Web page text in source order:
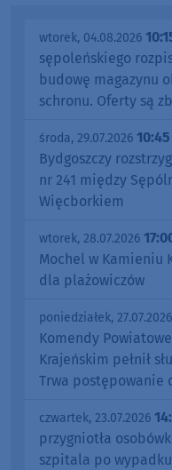
wtorek, 04.08.2026
sępoleńskiego
budowę magazynu
schronu. Oferty są
środa, 29.07.2026 10:45
Bydgoszczy
nr 241 między
Więcborkiem
wtorek, 28.07.2026
Mochel w Kamieniu
dla plażowiczów
poniedziałek, 27.07.2026
Komendy
Krajeńskim pełnił
Trwa postępowanie
czwartek, 23.07.2026
przygniotła
szpitala po